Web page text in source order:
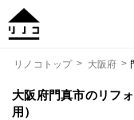
リノコトップ 大阪府
大阪府門真市のリフ
用）